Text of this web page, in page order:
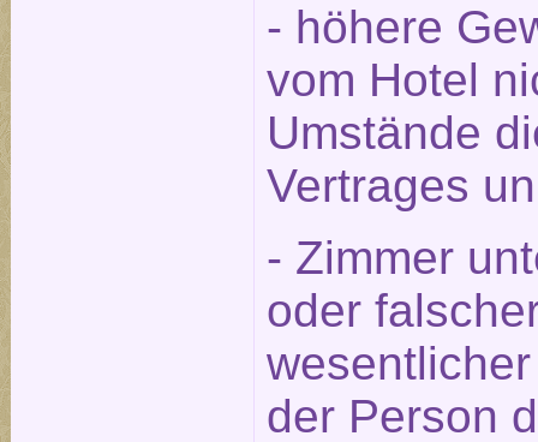
- höhere
vom Hotel
Umstände
Vertrages
- Zimmer
oder
der Person